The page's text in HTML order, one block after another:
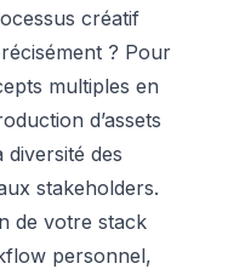
créatif
? Pour
multiples en
d’assets
des
stakeholders.
de votre stack
personnel,